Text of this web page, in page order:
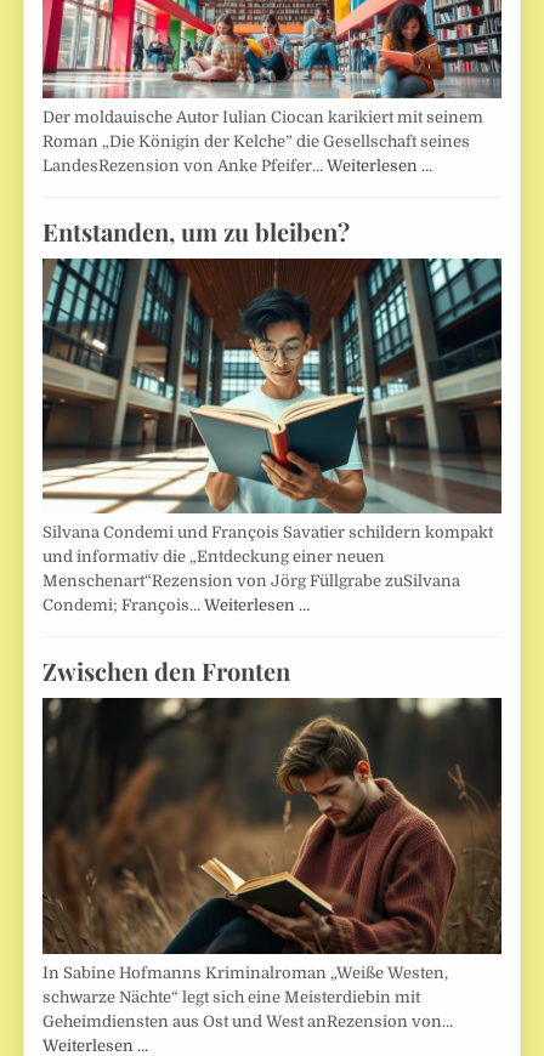
Der moldauische Autor Iulian Ciocan karikiert mit seinem
Roman „Die Königin der Kelche” die Gesellschaft seines
LandesRezension von Anke Pfeifer…Weiterlesen …
Entstanden, um zu bleiben?
Silvana Condemi und François Savatier schildern kompakt
und informativ die „Entdeckung einer neuen
Menschenart“Rezension von Jörg Füllgrabe zuSilvana
Condemi; François…Weiterlesen …
Zwischen den Fronten
In Sabine Hofmanns Kriminalroman „Weiße Westen,
schwarze Nächte“ legt sich eine Meisterdiebin mit
Geheimdiensten aus Ost und West anRezension von…
Weiterlesen …